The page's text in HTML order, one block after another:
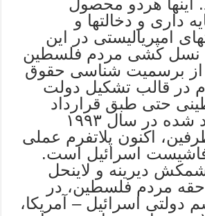
اینها هردو محصول
داری و دخالتها و
امپریالیستی در این
نسل کشی مردم فلسطین
از برسمیت شناسی حقوق
در قالب تشکیل دولت
حتی طبق قرارداد
“اسلوی منعقد شده در سال ١٩٩٣
اکنون پلاتفرم عملی
اسرائیل است.
دیرینه و لاینحل
مردم فلسطین، در
دولتی اسرائیل – آمریکا،